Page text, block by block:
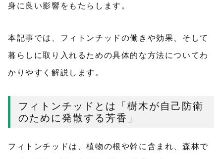
身に良い影響をもたらします。
本記事では、フィトンチッドの働きや効果、そして
暮らしに取り入れるための具体的な方法についてわ
かりやすく解説します。
フィトンチッドとは「樹木が自己防衛
のために発散する芳香」
フィトンチッドは、植物の根や幹に含まれ、森林で